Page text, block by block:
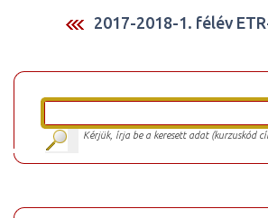
2017-2018-1. félév
Kérjük, írja be a keresett adat (kurzuskód